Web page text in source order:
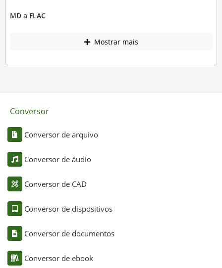
MD a FLAC
Mostrar mais
Conversor
Conversor de arquivo
Conversor de áudio
Conversor de CAD
Conversor de dispositivos
Conversor de documentos
Conversor de ebook